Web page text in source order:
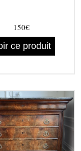
150€
ce produit